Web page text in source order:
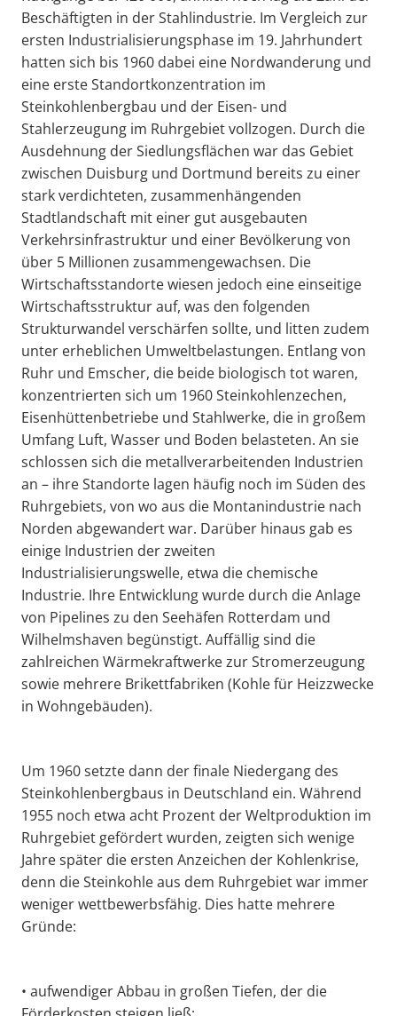
Beschäftigten in der Stahlindustrie. Im Vergleich zur
ersten Industrialisierungsphase im 19. Jahrhundert
hatten sich bis 1960 dabei eine Nordwanderung und
eine erste Standortkonzentration im
Steinkohlenbergbau und der Eisen- und
Stahlerzeugung im Ruhrgebiet vollzogen. Durch die
Ausdehnung der Siedlungsflächen war das Gebiet
zwischen Duisburg und Dortmund bereits zu einer
stark verdichteten, zusammenhängenden
Stadtlandschaft mit einer gut ausgebauten
Verkehrsinfrastruktur und einer Bevölkerung von
über 5 Millionen zusammengewachsen. Die
Wirtschaftsstandorte wiesen jedoch eine einseitige
Wirtschaftsstruktur auf, was den folgenden
Strukturwandel verschärfen sollte, und litten zudem
unter erheblichen Umweltbelastungen. Entlang von
Ruhr und Emscher, die beide biologisch tot waren,
konzentrierten sich um 1960 Steinkohlenzechen,
Eisenhüttenbetriebe und Stahlwerke, die in großem
Umfang Luft, Wasser und Boden belasteten. An sie
schlossen sich die metallverarbeitenden Industrien
an – ihre Standorte lagen häufig noch im Süden des
Ruhrgebiets, von wo aus die Montanindustrie nach
Norden abgewandert war. Darüber hinaus gab es
einige Industrien der zweiten
Industrialisierungswelle, etwa die chemische
Industrie. Ihre Entwicklung wurde durch die Anlage
von Pipelines zu den Seehäfen Rotterdam und
Wilhelmshaven begünstigt. Auffällig sind die
zahlreichen Wärmekraftwerke zur Stromerzeugung
sowie mehrere Brikettfabriken (Kohle für Heizzwecke
in Wohngebäuden).
Um 1960 setzte dann der finale Niedergang des
Steinkohlenbergbaus in Deutschland ein. Während
1955 noch etwa acht Prozent der Weltproduktion im
Ruhrgebiet gefördert wurden, zeigten sich wenige
Jahre später die ersten Anzeichen der Kohlenkrise,
denn die Steinkohle aus dem Ruhrgebiet war immer
weniger wettbewerbsfähig. Dies hatte mehrere
Gründe:
• aufwendiger Abbau in großen Tiefen, der die